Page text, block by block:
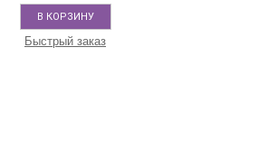
В КОРЗИНУ
Быстрый заказ